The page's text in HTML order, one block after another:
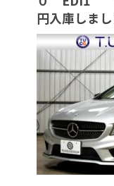
納車blog
会社概要
円入庫しま